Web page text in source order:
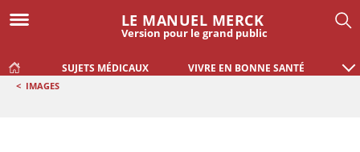
LE MANUEL MERCK
Version pour le grand public
SUJETS MÉDICAUX VIVRE EN BONNE SANTÉ
< IMAGES